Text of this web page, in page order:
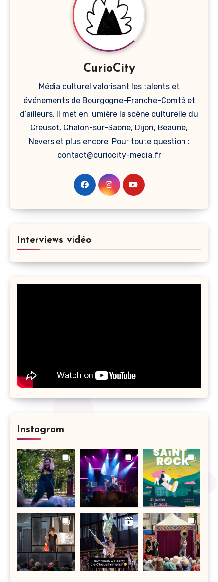
CurioCity
Média culturel valorisant les talents et
événements de Bourgogne-Franche-Comté et
d’ailleurs. Il met en lumière la scène culturelle du
Creusot, Chalon-sur-Saône, Dijon, Beaune,
Nevers et plus encore. Pour toute question :
contact@curiocity-media.fr
Interviews vidéo
Instagram